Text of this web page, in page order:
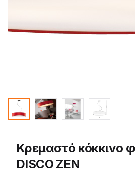
Κρεμαστό κόκκινο
DISCO ZEN